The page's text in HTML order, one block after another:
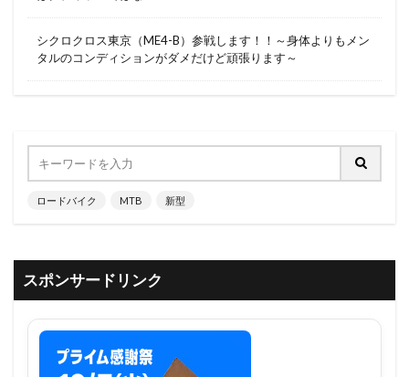
シクロクロス東京（ME4-B）参戦します！！～身体よりもメン
タルのコンディションがダメだけど頑張ります～
ロードバイク MTB 新型
スポンサードリンク